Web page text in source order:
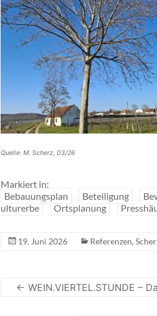
Quelle: M. Scherz, 03/26
Markiert in:
Bebauungsplan
Beteiligung
ulturerbe
Ortsplanung
19. Juni 2026 Referenzen,
← WEIN.VIERTEL.STUNDE –